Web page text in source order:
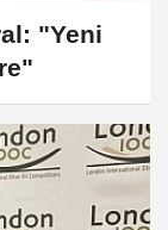
"Yeni